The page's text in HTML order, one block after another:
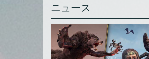
ニュース